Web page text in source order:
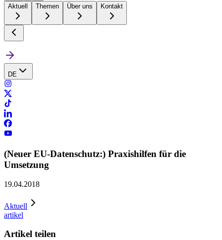
Aktuell Themen Über uns Kontakt
DE
(Neuer EU-Datenschutz:) Praxishilfen für die
Umsetzung
19.04.2018
Aktuell
artikel
Artikel teilen